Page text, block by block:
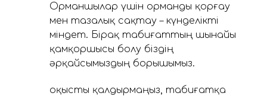
Орманшылар үшін орманды қорғау
мен тазалық сақтау – күнделікті
міндет. Бірақ табиғаттың шынайы
қамқоршысы болу біздің
әрқайсымыздың борышымыз.
Қоқысты қалдырмаңыз, табиғатқа